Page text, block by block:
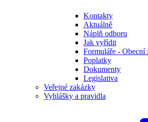
Kontakty
Aktuálně
Náplň odboru
Jak vyřídit
Formuláře - Obecní
Poplatky
Dokumenty
Legislativa
Veřejné zakázky
Vyhlášky a pravidla